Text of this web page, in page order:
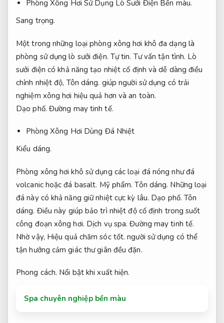
Phòng Xông Hơi Sử Dụng Lò Sưởi Điện Bền màu.
Sang trọng.
Một trong những loại phòng xông hơi khô đa dạng là
phòng sử dụng lò sưởi điện. Tự tin. Tư vấn tận tình. Lò
sưởi điện có khả năng tạo nhiệt cố định và dễ dàng điều
chỉnh nhiệt độ, Tôn dáng. giúp người sử dụng có trải
nghiệm xông hơi hiệu quả hơn và an toàn.
Dạo phố. Đường may tinh tế.
Phòng Xông Hơi Dùng Đá Nhiệt
Kiểu dáng.
Phòng xông hơi khô sử dụng các loại đá nóng như đá
volcanic hoặc đá basalt. Mỹ phẩm. Tôn dáng. Những loại
đá này có khả năng giữ nhiệt cực kỳ lâu. Dạo phố. Tôn
dáng. Điều này giúp bảo trì nhiệt độ cố định trong suốt
công đoạn xông hơi. Dịch vụ spa. Đường may tinh tế.
Nhờ vậy, Hiệu quả chăm sóc tốt. người sử dụng có thể
tận hưởng cảm giác thư giãn đều đặn.
Phong cách. Nổi bật khi xuất hiện.
Spa chuyên nghiệp bền màu